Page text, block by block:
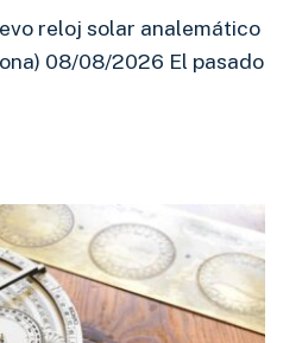
reloj solar analemático
08/08/2026 El pasado